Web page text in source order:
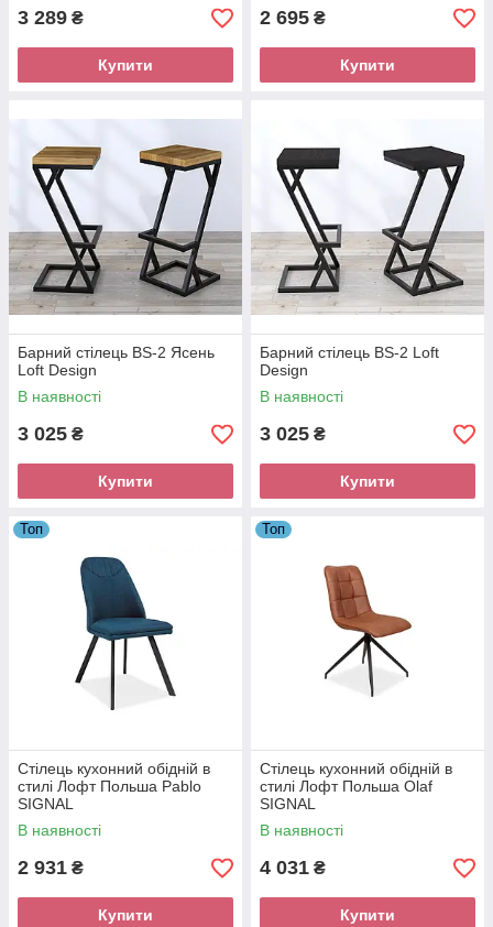
3 289 ₴
Купити
2 695 ₴
Купити
Барний стілець BS-2 Ясень
Loft Design
В наявності
3 025 ₴
Купити
Барний стілець BS-2 Loft
Design
В наявності
3 025 ₴
Купити
Топ
Стілець кухонний обідній в
стилі Лофт Польша Pablo
SIGNAL
В наявності
2 931 ₴
Купити
Топ
Стілець кухонний обідній в
стилі Лофт Польша Olaf
SIGNAL
В наявності
4 031 ₴
Купити